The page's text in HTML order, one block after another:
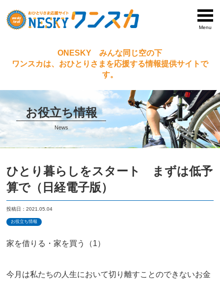
Menu
ONESKY みんな同じ空の下
ワンスカは、おひとりさまを応援する情報提供サイトで
す。
お役立ち情報
News
ひとり暮らしをスタート まずは低予
算で（日経電子版）
投稿日：2021.05.04
お役立ち情報
家を借りる・家を買う（1）
今月は私たちの人生において切り離すことのできないお金